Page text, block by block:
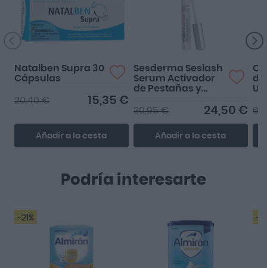
Natalben Supra 30
Cápsulas
15,35 €
20,40 €
Añadir a la cesta
Sesderma Seslash
Serum Activador
de Pestañas y
24,50 €
30,95 €
Añadir a la cesta
de
Podría interesarte
-21% -